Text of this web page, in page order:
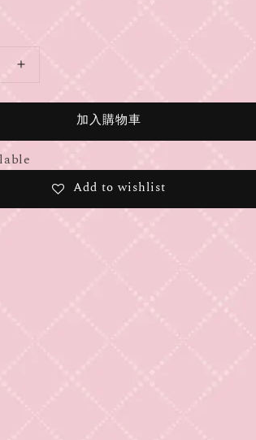
加入購物車
Add to wishlist